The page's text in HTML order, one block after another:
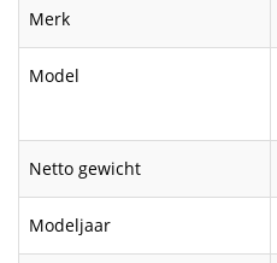
Merk
Model
Netto gewicht
Modeljaar